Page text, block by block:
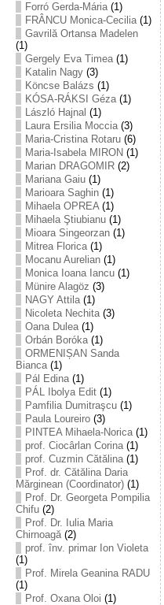
Forró Gerda-Mária(1)
FRÂNCU Monica-Cecilia(1)
Gavrilă Ortansa Madelen
(1)
Gergely Eva Timea(1)
Katalin Nagy(3)
Köncse Balázs (1)
KÓSA-RÁKSI Géza(1)
László Hajnal (1)
Laura Ersilia Moccia(3)
Maria-Cristina Rotaru(6)
Maria-Isabela MIRON (1)
Marian DRAGOMIR(2)
Mariana Gaiu(1)
Marioara Saghin(1)
Mihaela OPREA(1)
Mihaela Ştiubianu(1)
Mioara Singeorzan(1)
Mitrea Florica(1)
Mocanu Aurelian(1)
Monica Ioana Iancu(1)
Münire Alagöz (3)
NAGY Attila(1)
Nicoleta Nechita(3)
Oana Dulea(1)
Orbán Boróka(1)
ORMENIȘAN Sanda
Bianca(1)
Pál Edina(1)
PÁL Ibolya Edit(1)
Pamfilia Dumitraşcu(1)
Paula Loureiro(3)
PINTEA Mihaela-Norica(1)
prof. Ciocârlan Corina(1)
prof. Cuzmin Cătălina(1)
Prof. dr. Cătălina Daria
Mărginean (Coordinator)(1)
Prof. Dr. Georgeta Pompilia
Chifu(2)
Prof. Dr. Iulia Maria
Chirnoagă(2)
prof. înv. primar Ion Violeta
(1)
Prof. Mirela Geanina RADU
(1)
Prof. Oxana Oloi (1)